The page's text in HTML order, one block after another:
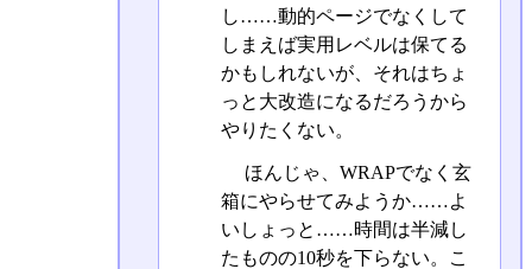
し……動的ページでなくして
しまえば実用レベルは保てる
かもしれないが、それはちょ
っと大改造になるだろうから
やりたくない。
ほんじゃ、WRAPでなく玄
箱にやらせてみようか……よ
いしょっと……時間は半減し
たものの10秒を下らない。こ